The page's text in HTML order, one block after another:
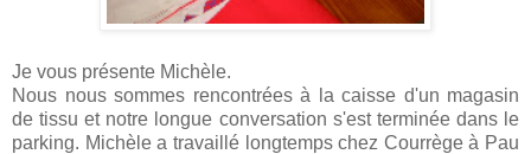
Je vous présente Michèle.
Nous nous sommes rencontrées à la caisse d'un magasin
de tissu et notre longue conversation s'est terminée dans le
parking. Michèle a travaillé longtemps chez Courrège à Pau